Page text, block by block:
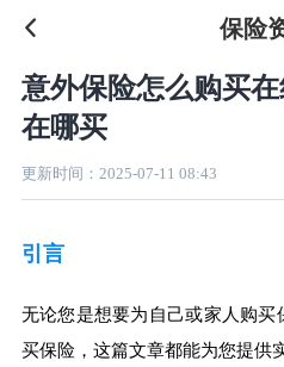
 保险
意外保险怎么购买
在哪买
更新时间： 2025-07-11 08:43
引言
无论您是想要为自己或家人购
买保险，这篇文章都能为您提供